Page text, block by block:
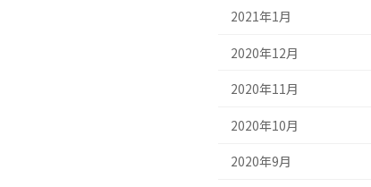
2021年1月
2020年12月
2020年11月
2020年10月
2020年9月